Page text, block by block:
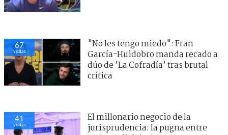
67
visitas
"No les tengo miedo": Fran
García-Huidobro manda recado a
dúo de ’La Cofradía’ tras brutal
crítica
41
visitas
El millonario negocio de la
jurisprudencia: la pugna entre